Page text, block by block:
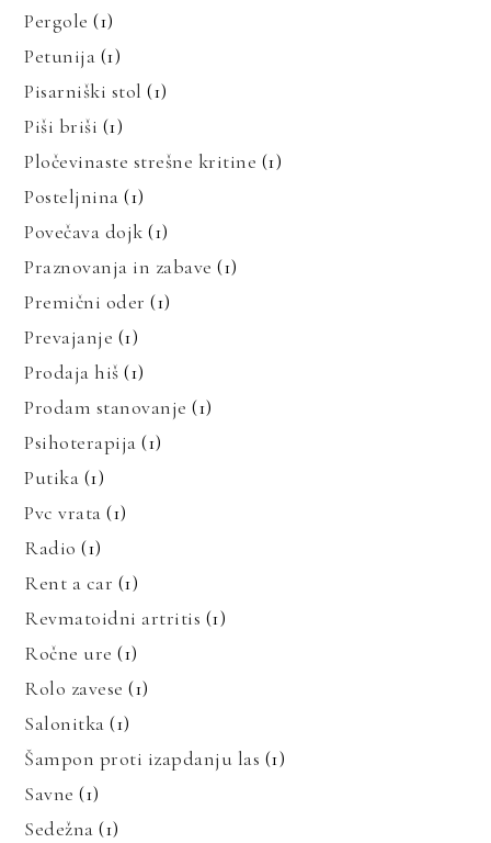
Pergole (1)
Petunija (1)
Pisarniški stol (1)
Piši briši (1)
Pločevinaste strešne kritine (1)
Posteljnina (1)
Povečava dojk (1)
Praznovanja in zabave (1)
Premični oder (1)
Prevajanje (1)
Prodaja hiš (1)
Prodam stanovanje (1)
Psihoterapija (1)
Putika (1)
Pvc vrata (1)
Radio (1)
Rent a car (1)
Revmatoidni artritis (1)
Ročne ure (1)
Rolo zavese (1)
Salonitka (1)
Šampon proti izapdanju las (1)
Savne (1)
Sedežna (1)